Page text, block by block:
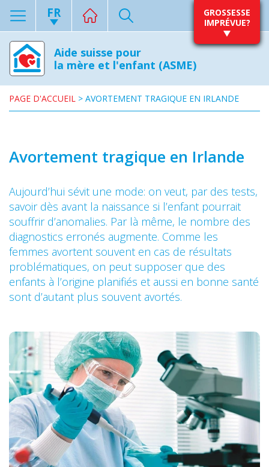
FR
GROSSESSE
IMPRÉVUE?
Aide suisse pour
la mère et l'enfant (ASME)
PAGE D'ACCUEIL > AVORTEMENT TRAGIQUE EN IRLANDE
Avortement tragique en Irlande
Aujourd’hui sévit une mode: on veut, par des tests,
savoir dès avant la naissance si l’enfant pourrait
souffrir d’anomalies. Par là même, le nombre des
diagnostics erronés augmente. Comme les
femmes avortent souvent en cas de résultats
problématiques, on peut supposer que des
enfants à l’origine planifiés et aussi en bonne santé
sont d’autant plus souvent avortés.